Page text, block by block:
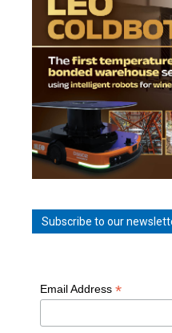
Subscribe to our
Email Address *